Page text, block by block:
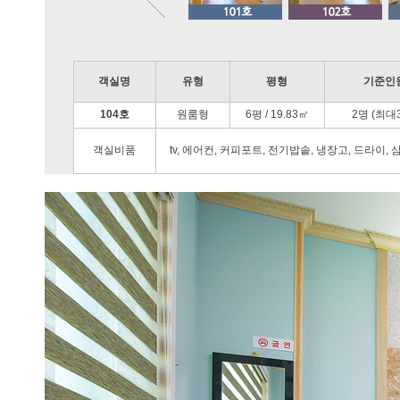
객실명 유형 평형 기준인
104호 원룸형 6평 / 19.83㎡ 2명 (최대
객실비품 tv, 에어컨, 커피포트, 전기밥솥, 냉장고, 드라이,